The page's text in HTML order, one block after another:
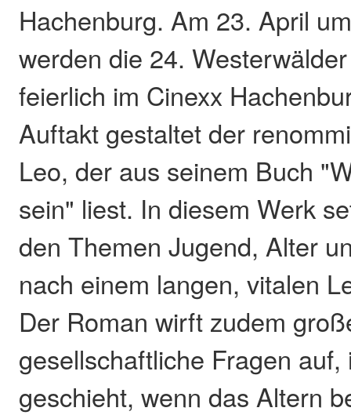
Hachenburg. Am 23. April
werden die 24.
feierlich im Cinexx
Auftakt gestaltet der
Leo, der aus seinem Buch
sein" liest. In diesem Werk
den Themen Jugend, Alter
nach einem langen, vitalen
Der Roman wirft zudem
gesellschaftliche Fragen
geschieht, wenn das Altern